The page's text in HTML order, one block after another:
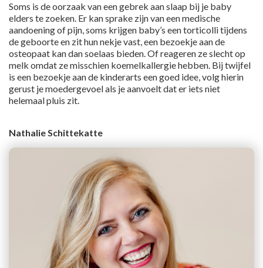
Soms is de oorzaak van een gebrek aan slaap bij je baby
elders te zoeken. Er kan sprake zijn van een medische
aandoening of pijn, soms krijgen baby’s een torticolli tijdens
de geboorte en zit hun nekje vast, een bezoekje aan de
osteopaat kan dan soelaas bieden. Of reageren ze slecht op
melk omdat ze misschien koemelkallergie hebben. Bij twijfel
is een bezoekje aan de kinderarts een goed idee, volg hierin
gerust je moedergevoel als je aanvoelt dat er iets niet
helemaal pluis zit.
Nathalie Schittekatte